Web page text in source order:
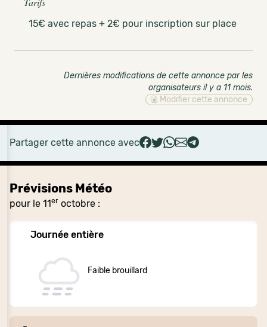
Prévisions Météo
pour le 11er octobre :
Journée entière
Faible brouillard
15€ avec repas + 2€ pour inscription sur place
Dernières modifications de cette annonce par les
organisateurs il y a 11 mois.
Modifier cette annonce
Partager cette annonce avec